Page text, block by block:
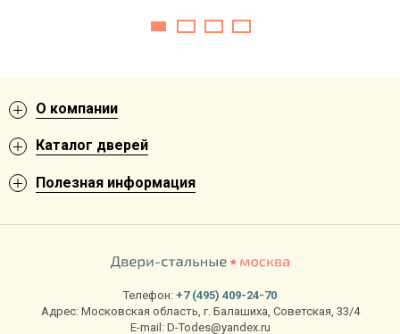
которая будет полностью соответствовать пожеланиям заказчика.
О компании
Каталог дверей
Полезная информация
Телефон: +7 (495) 409-24-70
Адрес: Московская область, г. Балашиха, Советская, 33/4
E-mail: D-Todes@yandex.ru